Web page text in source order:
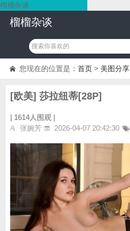
榴榴杂谈
榴榴杂谈
您现在的位置是： 首页 > 美图分享
[欧美] 莎拉纽蒂[28P]
| 1614人围观 |
张婉芳
2026-04-07 20:42:30